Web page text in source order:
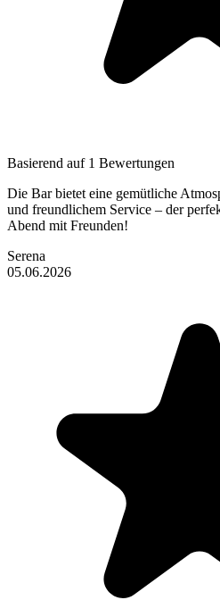
Basierend auf 1 Bewertungen
Die Bar bietet eine gemütliche
und freundlichem Service – der
Abend mit Freunden!
Serena
05.06.2026